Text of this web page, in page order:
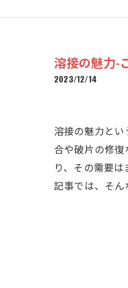
溶接の魅力-
2023/12/14
溶接の魅力と
合や破片の修
り、その需要
記事では、そん